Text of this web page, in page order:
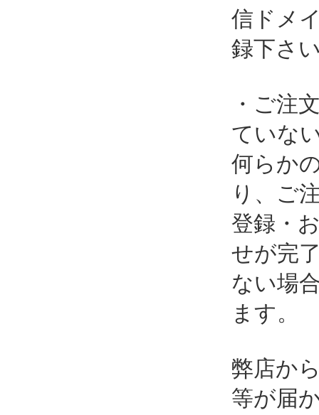
信ドメ
録下さ
・ご注
ていな
何らか
り、ご
登録・
せが完
ない場
ます。
弊店か
等が届